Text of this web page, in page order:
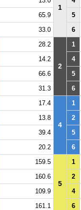
1
65.9
5
33.0 6
28.2
2
1
14.2
4
66.6
5
31.3 6
17.4
4
1
13.8
2
39.4
5
20.2 6
159.5
5
1
160.6
2
109.9
4
161.1 6